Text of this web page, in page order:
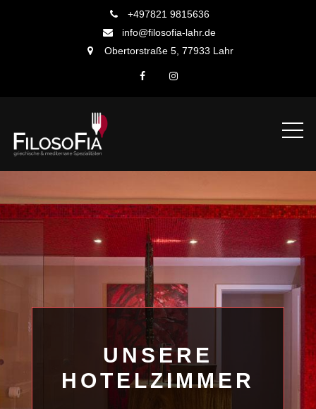
+497821 9815636
info@filosofia-lahr.de
Obertorstraße 5, 77933 Lahr
UNSERE
HOTELZIMMER